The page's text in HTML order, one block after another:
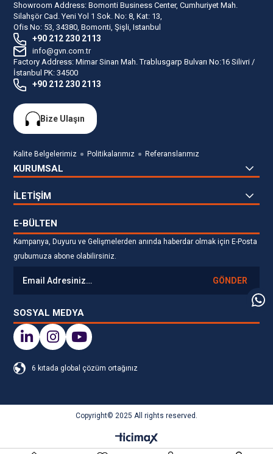
Showroom Address: Bomonti Business Center, Cumhuriyet Mah.
Silahşör Cad. Yeni Yol 1 Sok. No: 8, Kat: 13,
Ofis No: 53, 34380, Bomonti, Şişli, Istanbul
+90 212 230 2113
info@gvn.com.tr
Factory Address: Mimar Sinan Mah. Trablusgarp Bulvarı No:16 Silivri /
İstanbul PK: 34500
+90 212 230 2113
Bize Ulaşın
Kalite Belgelerimiz Politikalarımız Referanslarımız
KURUMSAL
İLETİŞİM
E-BÜLTEN
Kampanya, Duyuru ve Gelişmelerden anında haberdar olmak için E-Posta
grubumuza abone olabilirsiniz.
GÖNDER
SOSYAL MEDYA
6 kıtada global çözüm ortağınız
Copyright© 2025 All rights reserved.